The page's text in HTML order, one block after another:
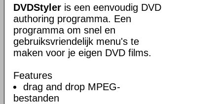
DVDStyler is een eenvoudig DVD
authoring programma. Een
programma om snel en
gebruiksvriendelijk menu's te
maken voor je eigen DVD films.
Features
drag and drop MPEG-
bestanden